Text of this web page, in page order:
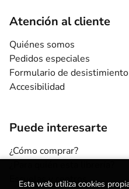
Atención al cliente
Quiénes somos
Pedidos especiales
Formulario de desistimiento
Accesibilidad
Puede interesarte
¿Cómo comprar?
Escuelas y centros
Esta web utiliza cookies